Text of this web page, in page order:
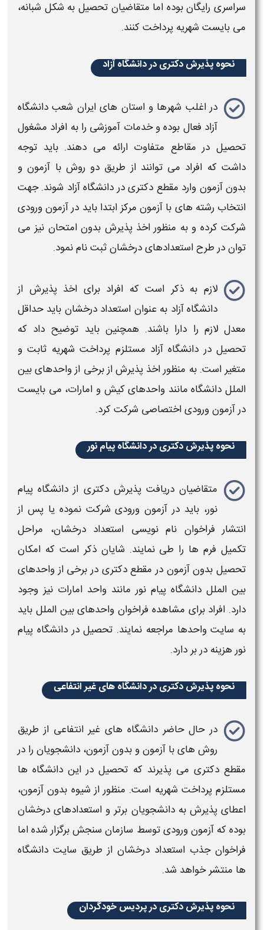
سراسری رایگان بوده اما متقاضیان تحصیل به شکل شبانه،
می بایست شهریه پرداخت کنند.
نحوه پذیرش دکتری در دانشگاه آزاد
در اغلب شهرها و استان های ایران شعب دانشگاه
آزاد فعال بوده و خدمات آموزشی را به افراد مشغول
تحصیل در مقاطع متفاوت ارائه می دهند. باید توجه
داشت که افراد می توانند از طریق دو روش با آزمون و
بدون آزمون وارد مقطع دکتریدردانشگاه آزاد شوند. جهت
انتخاب رشته های با آزمون مرکز ابتدا باید در آزمون ورودی
شرکت کرده و به منظور اخذ پذیرش بدون امتحان نیز می
توان در طرح استعدادهای درخشان ثبت نام نمود.
لازم به ذکر است که افراد برای اخذپذیرش از
دانشگاه آزاد به عنوان استعداد درخشان باید حداقل
معدل لازم را دارا باشند. همچنین باید توضیح داد که
تحصیل در دانشگاه آزاد مستلزم پرداخت شهریه ثابت و
متغیر است. به منظور اخذ پذیرشاز برخی از واحدهای بین
الملل دانشگاه مانند واحدهای کیش و امارات، می بایست
در آزمون ورودی اختصاصی شرکت کرد.
نحوه پذیرش دکتری در دانشگاه پیام نور
متقاضیان دریافتپذیرش دکتری از دانشگاه پیام
نور، باید در آزمون ورودی شرکت نموده یا پس از
انتشار فراخوان نام نویسی استعداد درخشان، مراحل
تکمیل فرم ها را طی نمایند. شایان ذکر است که امکان
تحصیل بدون آزمون در مقطعدکتری در برخی از واحدهای
بین الملل دانشگاه پیام نورمانند واحد امارات نیز وجود
دارد. افراد برای مشاهده فراخوان واحدهای بین الملل باید
به سایت واحدها مراجعه نمایند. تحصیل دردانشگاه پیام
نورهزینه در بر دارد.
نحوه پذیرش دکتری در دانشگاه های غیر انتفاعی
در حال حاضردانشگاه های غیر انتفاعیاز طریق
روش های با آزمون و بدون آزمون، دانشجویان را در
مقطعدکتری می پذیرند که تحصیل در این دانشگاه ها
مستلزم پرداخت شهریه است. منظور ازشیوه بدون آزمون،
اعطایپذیرشبه دانشجویان برتر و استعدادهای درخشان
بوده که آزمون ورودی توسط سازمان سنجش برگزار شده اما
فراخوان جذب استعداد درخشان از طریق سایت دانشگاه
ها منتشر خواهد شد.
نحوه پذیرش دکتری در پردیس خودگردان